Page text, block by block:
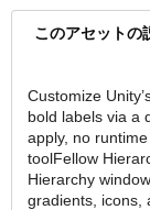
このアセットの
Customize
bold labels via a
apply, no
toolFellow
Hierarchy
gradients, icons,